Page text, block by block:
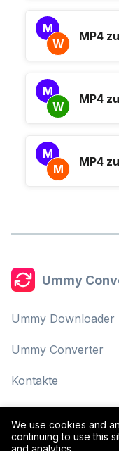
We use cookies and
continuing to use this
and analytics.
M
W
MP4
M
W
MP4
M
M
MP4
Ummy
Ummy Downloader
Ummy Converter
Kontakte